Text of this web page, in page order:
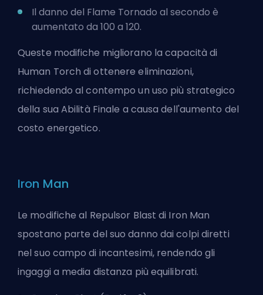
Il danno del Flame Tornado al secondo è
aumentato da 100 a 120.
Queste modifiche migliorano la capacità di
Human Torch di ottenere eliminazioni,
richiedendo al contempo un uso più strategico
della sua Abilità Finale a causa dell'aumento del
costo energetico.
Iron Man
Le modifiche al Repulsor Blast di Iron Man
spostano parte del suo danno dai colpi diretti
nel suo campo di incantesimi, rendendo gli
ingaggi a media distanza più equilibrati.